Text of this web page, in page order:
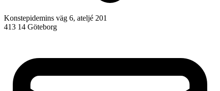
Konstepidemins väg 6, ateljé 201
413 14 Göteborg